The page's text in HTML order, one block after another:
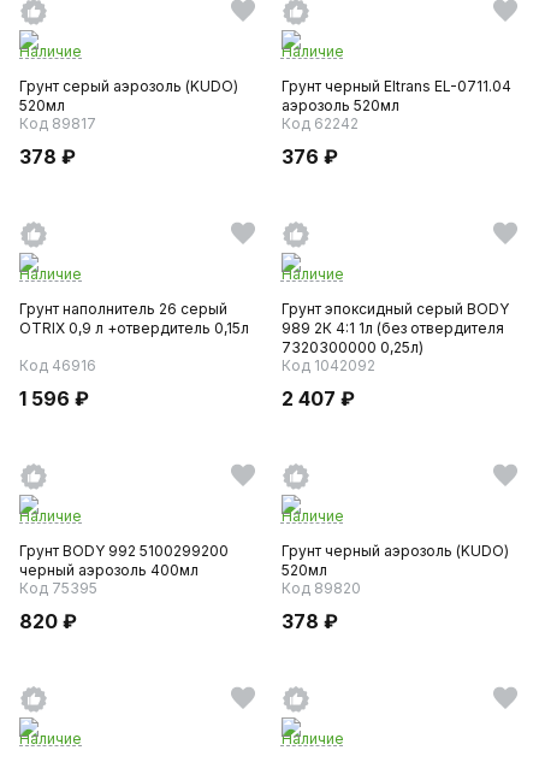
Наличие
Грунт серый аэрозоль (KUDO)
520мл
Код 89817
378 ₽
Наличие
Грунт черный Eltrans EL-0711.04
аэрозоль 520мл
Код 62242
376 ₽
Наличие
Грунт наполнитель 26 серый
OTRIX 0,9 л +отвердитель 0,15л
Код 46916
1 596 ₽
Наличие
Грунт эпоксидный серый BODY
989 2К 4:1 1л (без отвердителя
7320300000 0,25л)
Код 1042092
2 407 ₽
Наличие
Грунт BODY 992 5100299200
черный аэрозоль 400мл
Код 75395
820 ₽
Наличие
Грунт черный аэрозоль (KUDO)
520мл
Код 89820
378 ₽
Наличие
Наличие